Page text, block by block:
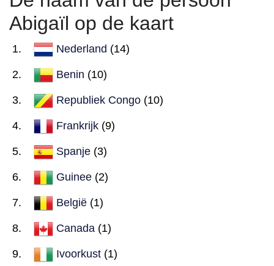
Abigaïl op de kaart
Nederland (14)
Benin (10)
Republiek Congo (10)
Frankrijk (9)
Spanje (3)
Guinee (2)
België (1)
Canada (1)
Ivoorkust (1)